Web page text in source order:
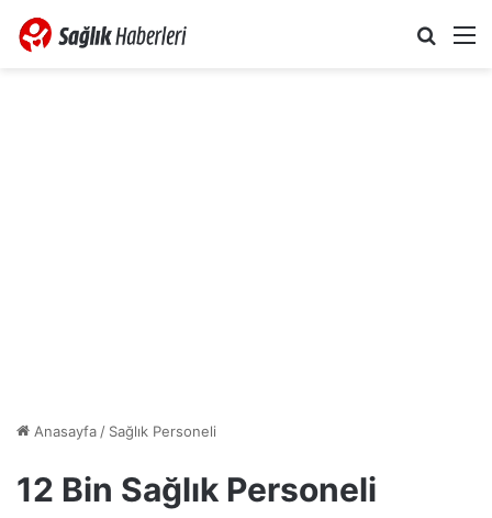
Anasayfa/ Sağlık Personeli
12 Bin Sağlık Personeli